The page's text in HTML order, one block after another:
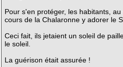
Pour s'en protéger, les habitants,
cours de la Chalaronne y adorer le
Ceci fait, ils jetaient un soleil de
le soleil.
La guérison était assurée !